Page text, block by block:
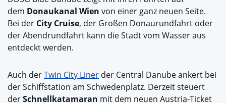
dem Donaukanal Wien von einer ganz neuen Seite.
Bei der City Cruise, der Großen Donaurundfahrt oder
der Abendrundfahrt kann die Stadt vom Wasser aus
entdeckt werden.
Auch derTwin City Liner der Central Danube ankert bei
der Schiffstation am Schwedenplatz. Derzeit steuert
derSchnellkatamaran mit dem neuen Austria-Ticket